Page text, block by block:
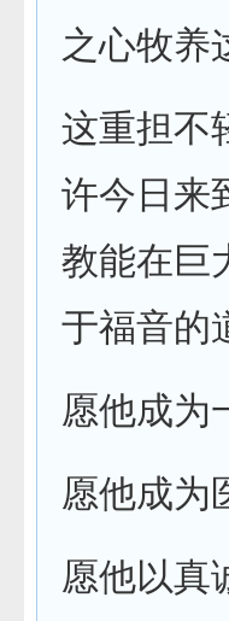
之心牧养
这重担不
许今日
教能在巨
于福音的
愿他成为
愿他成为
愿他以真